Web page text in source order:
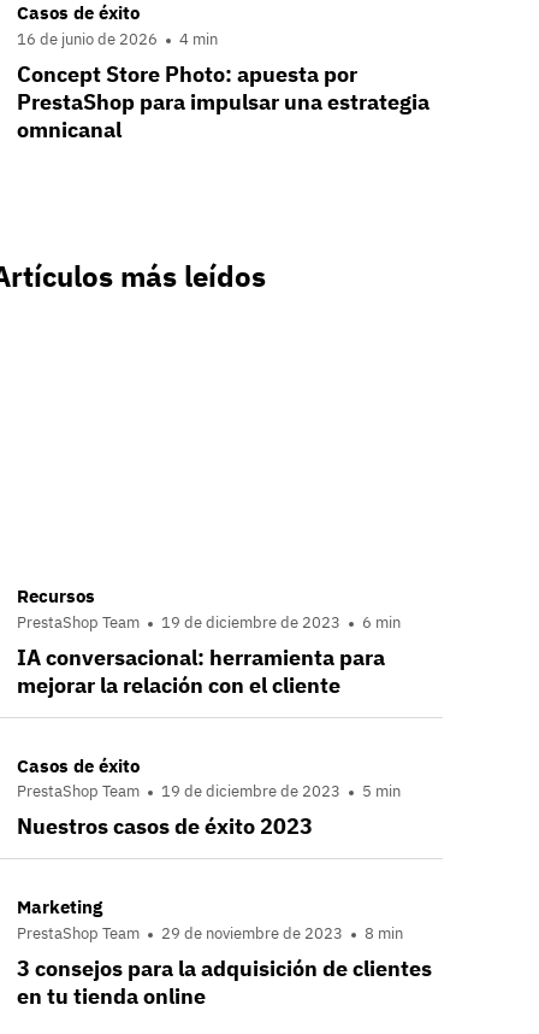
Casos de éxito
16 de junio de 2026 4 min
Concept Store Photo: apuesta por
PrestaShop para impulsar una estrategia
omnicanal
más leídos
Recursos
PrestaShop Team 19 de diciembre de 2023 6 min
IA conversacional: herramienta para
mejorar la relación con el cliente
Casos de éxito
PrestaShop Team 19 de diciembre de 2023 5 min
Nuestros casos de éxito 2023
Marketing
PrestaShop Team 29 de noviembre de 2023 8 min
3 consejos para la adquisición de clientes
en tu tienda online